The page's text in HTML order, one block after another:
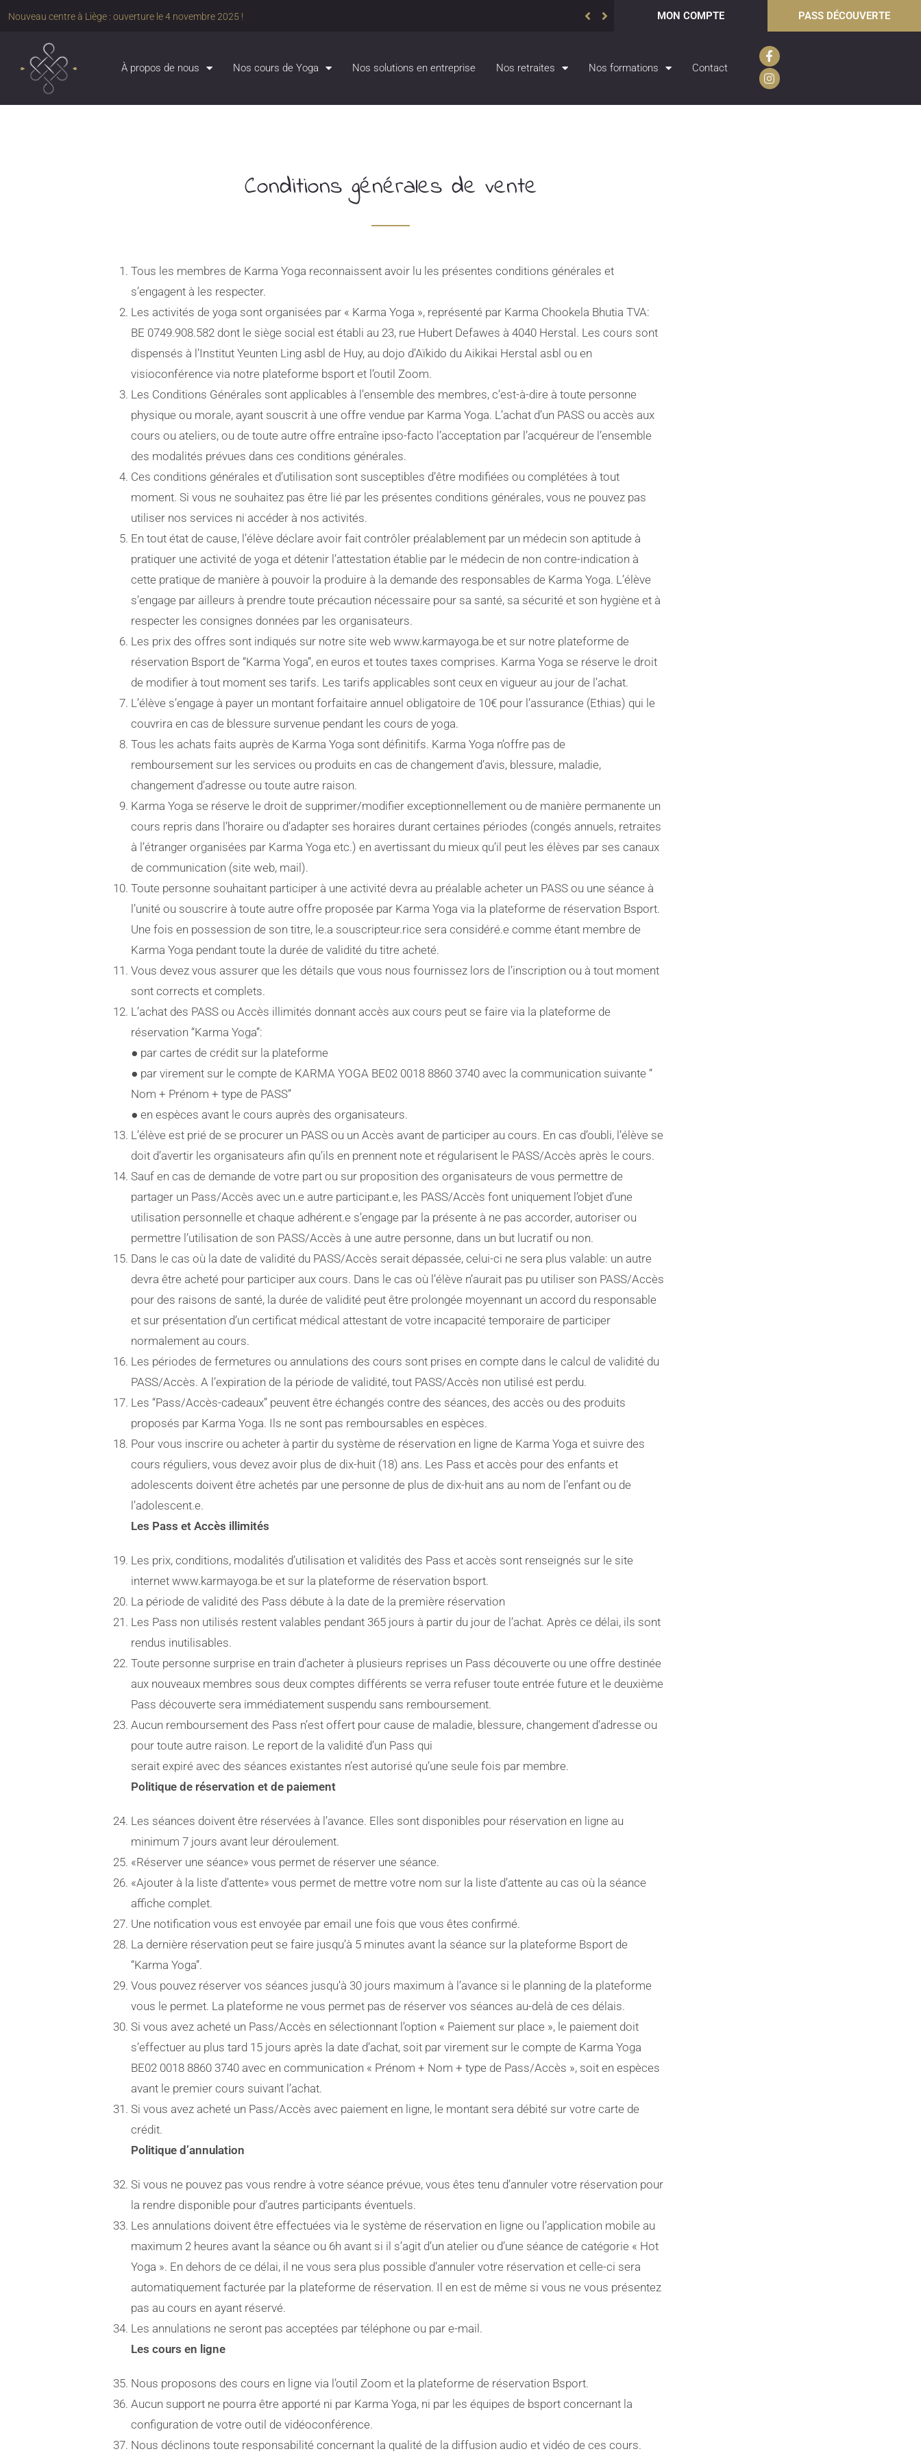
Nouveau centre à Liège : ouverture le 4 novembre 2025 ! MON COMPTE PASS DÉCOUVERTE
À propos de nous Nos cours de Yoga Nos solutions en entreprise Nos retraites Nos formations Contact
Conditions générales de vente
Tous les membres de Karma Yoga reconnaissent avoir lu les présentes conditions générales et
s’engagent à les respecter.
Les activités de yoga sont organisées par « Karma Yoga », représenté par Karma Chookela Bhutia TVA:
BE 0749.908.582 dont le siège social est établi au 23, rue Hubert Defawes à 4040 Herstal. Les cours sont
dispensés à l’Institut Yeunten Ling asbl de Huy, au dojo d’Aïkido du Aikikai Herstal asbl ou en
visioconférence via notre plateforme bsport et l’outil Zoom.
Les Conditions Générales sont applicables à l’ensemble des membres, c’est-à-dire à toute personne
physique ou morale, ayant souscrit à une offre vendue par Karma Yoga. L’achat d’un PASS ou accès aux
cours ou ateliers, ou de toute autre offre entraîne ipso-facto l’acceptation par l’acquéreur de l’ensemble
des modalités prévues dans ces conditions générales.
Ces conditions générales et d’utilisation sont susceptibles d’être modifiées ou complétées à tout
moment. Si vous ne souhaitez pas être lié par les présentes conditions générales, vous ne pouvez pas
utiliser nos services ni accéder à nos activités.
En tout état de cause, l’élève déclare avoir fait contrôler préalablement par un médecin son aptitude à
pratiquer une activité de yoga et détenir l’attestation établie par le médecin de non contre-indication à
cette pratique de manière à pouvoir la produire à la demande des responsables de Karma Yoga. L’élève
s’engage par ailleurs à prendre toute précaution nécessaire pour sa santé, sa sécurité et son hygiène et à
respecter les consignes données par les organisateurs.
Les prix des offres sont indiqués sur notre site web www.karmayoga.be et sur notre plateforme de
réservation Bsport de “Karma Yoga”, en euros et toutes taxes comprises. Karma Yoga se réserve le droit
de modifier à tout moment ses tarifs. Les tarifs applicables sont ceux en vigueur au jour de l’achat.
L’élève s’engage à payer un montant forfaitaire annuel obligatoire de 10€ pour l’assurance (Ethias) qui le
couvrira en cas de blessure survenue pendant les cours de yoga.
Tous les achats faits auprès de Karma Yoga sont définitifs. Karma Yoga n’offre pas de
remboursement sur les services ou produits en cas de changement d’avis, blessure, maladie,
changement d’adresse ou toute autre raison.
Karma Yoga se réserve le droit de supprimer/modifier exceptionnellement ou de manière permanente un
cours repris dans l’horaire ou d’adapter ses horaires durant certaines périodes (congés annuels, retraites
à l’étranger organisées par Karma Yoga etc.) en avertissant du mieux qu’il peut les élèves par ses canaux
de communication (site web, mail).
Toute personne souhaitant participer à une activité devra au préalable acheter un PASS ou une séance à
l’unité ou souscrire à toute autre offre proposée par Karma Yoga via la plateforme de réservation Bsport.
Une fois en possession de son titre, le.a souscripteur.rice sera considéré.e comme étant membre de
Karma Yoga pendant toute la durée de validité du titre acheté.
Vous devez vous assurer que les détails que vous nous fournissez lors de l’inscription ou à tout moment
sont corrects et complets.
L’achat des PASS ou Accès illimités donnant accès aux cours peut se faire via la plateforme de
réservation “Karma Yoga”:
● par cartes de crédit sur la plateforme
● par virement sur le compte de KARMA YOGA BE02 0018 8860 3740 avec la communication suivante “
Nom + Prénom + type de PASS”
● en espèces avant le cours auprès des organisateurs.
L’élève est prié de se procurer un PASS ou un Accès avant de participer au cours. En cas d’oubli, l’élève se
doit d’avertir les organisateurs afin qu’ils en prennent note et régularisent le PASS/Accès après le cours.
Sauf en cas de demande de votre part ou sur proposition des organisateurs de vous permettre de
partager un Pass/Accès avec un.e autre participant.e, les PASS/Accès font uniquement l’objet d’une
utilisation personnelle et chaque adhérent.e s’engage par la présente à ne pas accorder, autoriser ou
permettre l’utilisation de son PASS/Accès à une autre personne, dans un but lucratif ou non.
Dans le cas où la date de validité du PASS/Accès serait dépassée, celui-ci ne sera plus valable: un autre
devra être acheté pour participer aux cours. Dans le cas où l’élève n’aurait pas pu utiliser son PASS/Accès
pour des raisons de santé, la durée de validité peut être prolongée moyennant un accord du responsable
et sur présentation d’un certificat médical attestant de votre incapacité temporaire de participer
normalement au cours.
Les périodes de fermetures ou annulations des cours sont prises en compte dans le calcul de validité du
PASS/Accès. A l’expiration de la période de validité, tout PASS/Accès non utilisé est perdu.
Les “Pass/Accès-cadeaux” peuvent être échangés contre des séances, des accès ou des produits
proposés par Karma Yoga. Ils ne sont pas remboursables en espèces.
Pour vous inscrire ou acheter à partir du système de réservation en ligne de Karma Yoga et suivre des
cours réguliers, vous devez avoir plus de dix-huit (18) ans. Les Pass et accès pour des enfants et
adolescents doivent être achetés par une personne de plus de dix-huit ans au nom de l’enfant ou de
l’adolescent.e.
Les Pass et Accès illimités
Les prix, conditions, modalités d’utilisation et validités des Pass et accès sont renseignés sur le site
internet www.karmayoga.be et sur la plateforme de réservation bsport.
La période de validité des Pass débute à la date de la première réservation
Les Pass non utilisés restent valables pendant 365 jours à partir du jour de l’achat. Après ce délai, ils sont
rendus inutilisables.
Toute personne surprise en train d’acheter à plusieurs reprises un Pass découverte ou une offre destinée
aux nouveaux membres sous deux comptes différents se verra refuser toute entrée future et le deuxième
Pass découverte sera immédiatement suspendu sans remboursement.
Aucun remboursement des Pass n’est offert pour cause de maladie, blessure, changement d’adresse ou
pour toute autre raison. Le report de la validité d’un Pass qui
serait expiré avec des séances existantes n’est autorisé qu’une seule fois par membre.
Politique de réservation et de paiement
Les séances doivent être réservées à l’avance. Elles sont disponibles pour réservation en ligne au
minimum 7 jours avant leur déroulement.
«Réserver une séance» vous permet de réserver une séance.
«Ajouter à la liste d’attente» vous permet de mettre votre nom sur la liste d’attente au cas où la séance
affiche complet.
Une notification vous est envoyée par email une fois que vous êtes confirmé.
La dernière réservation peut se faire jusqu’à 5 minutes avant la séance sur la plateforme Bsport de
“Karma Yoga”.
Vous pouvez réserver vos séances jusqu’à 30 jours maximum à l’avance si le planning de la plateforme
vous le permet. La plateforme ne vous permet pas de réserver vos séances au-delà de ces délais.
Si vous avez acheté un Pass/Accès en sélectionnant l’option « Paiement sur place », le paiement doit
s’effectuer au plus tard 15 jours après la date d’achat, soit par virement sur le compte de Karma Yoga
BE02 0018 8860 3740 avec en communication « Prénom + Nom + type de Pass/Accès », soit en espèces
avant le premier cours suivant l’achat.
Si vous avez acheté un Pass/Accès avec paiement en ligne, le montant sera débité sur votre carte de
crédit.
Politique d’annulation
Si vous ne pouvez pas vous rendre à votre séance prévue, vous êtes tenu d’annuler votre réservation pour
la rendre disponible pour d’autres participants éventuels.
Les annulations doivent être effectuées via le système de réservation en ligne ou l’application mobile au
maximum 2 heures avant la séance ou 6h avant si il s’agit d’un atelier ou d’une séance de catégorie « Hot
Yoga ». En dehors de ce délai, il ne vous sera plus possible d’annuler votre réservation et celle-ci sera
automatiquement facturée par la plateforme de réservation. Il en est de même si vous ne vous présentez
pas au cours en ayant réservé.
Les annulations ne seront pas acceptées par téléphone ou par e-mail.
Les cours en ligne
Nous proposons des cours en ligne via l’outil Zoom et la plateforme de réservation Bsport.
Aucun support ne pourra être apporté ni par Karma Yoga, ni par les équipes de bsport concernant la
configuration de votre outil de vidéoconférence.
Nous déclinons toute responsabilité concernant la qualité de la diffusion audio et vidéo de ces cours.